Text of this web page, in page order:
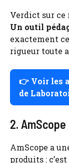
Verdict sur ce
Un outil
exactement
rigueur toute
👉 Voir les
de
2.
AmScope a
produits :